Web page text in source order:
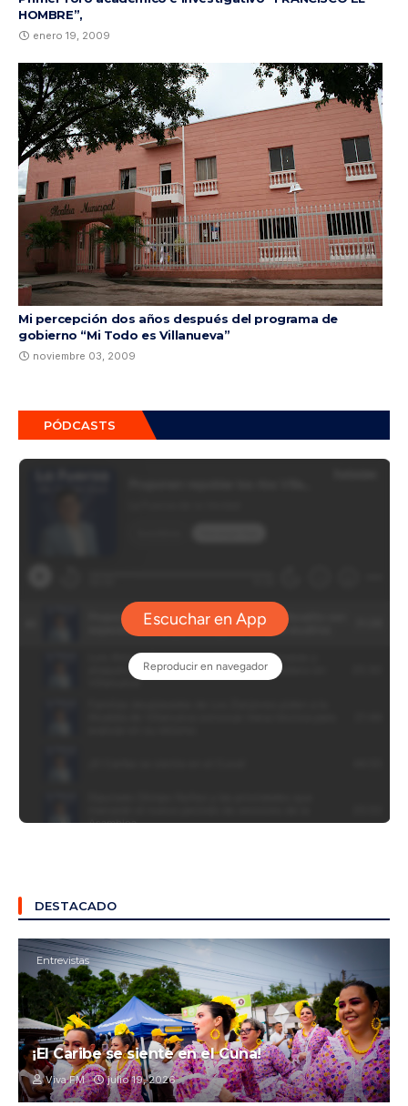
HOMBRE”,
enero 19, 2009
Mi percepción dos años después del programa de
gobierno “Mi Todo es Villanueva”
noviembre 03, 2009
PÓDCASTS
DESTACADO
Entrevistas
¡El Caribe se siente en el Cuna!
Viva FM julio 19, 2026